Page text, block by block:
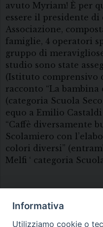
avuto Myriam! È per
essere il presidente di
Associazione,
famiglie, 4 operatori
gruppo di
studio sono state
(Istituto comprensivo
racconto “La
(categoria Scuola
equo a Emilio
“Caffè diversamente
Scolamiero con
colori diversi”
Melfi ‘ categoria
Informativa
Utilizziamo cookie o